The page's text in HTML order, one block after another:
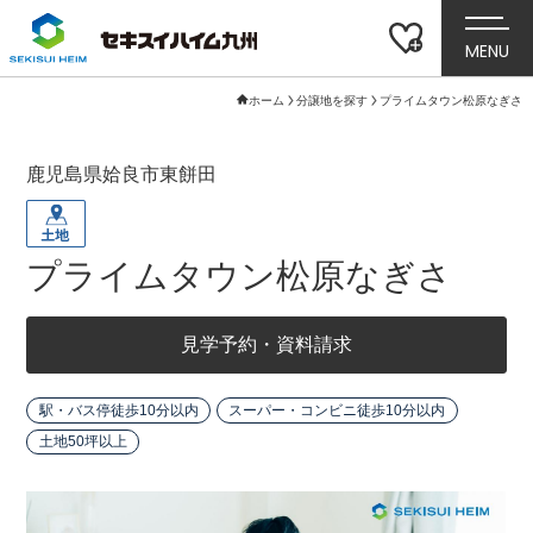
MENU
ホーム 分譲地を探す プライムタウン松原なぎさ
鹿児島県姶良市東餅田
プライムタウン松原なぎさ
見学予約・資料請求
駅・バス停徒歩10分以内
スーパー・コンビニ徒歩10分以内
土地50坪以上